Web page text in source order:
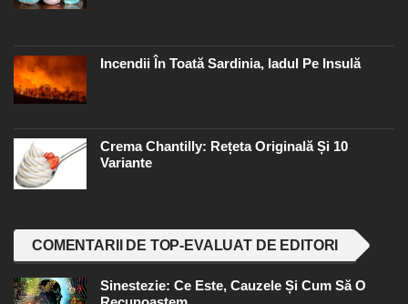
Incendii În Toată Sardinia, Iadul Pe Insulă
Crema Chantilly: Rețeta Originală Și 10
Variante
COMENTARII DE TOP-EVALUAT DE EDITORI
Sinestezie: Ce Este, Cauzele Și Cum Să O